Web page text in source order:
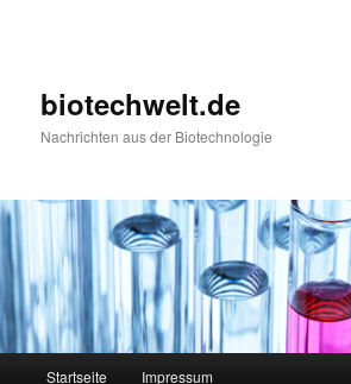
biotechwelt.de
Nachrichten aus der Biotechnologie
Zum Inhalt wechseln
Zum sekundären Inhalt wechseln
Startseite Impressum